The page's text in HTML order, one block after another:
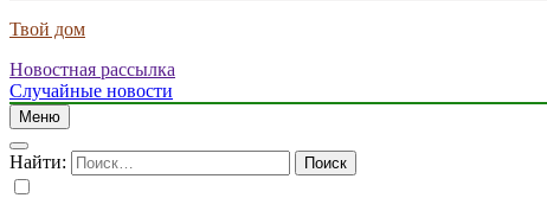
Твой дом
Новостная рассылка
Случайные новости
Меню
Найти: